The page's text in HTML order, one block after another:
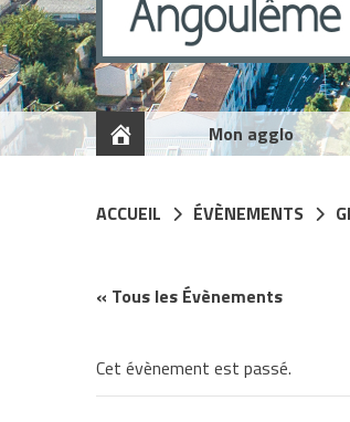
Mon agglo
ACCUEIL ÉVÈNEMENTS
« Tous les Évènements
Cet évènement est passé.